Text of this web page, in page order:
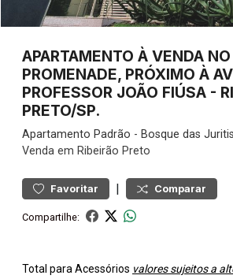
APARTAMENTO À VENDA
PROMENADE, PRÓXIMO À
PROFESSOR JOÃO FIÚSA -
PRETO/SP.
Apartamento Padrão - Bosque das Juritis
Venda em Ribeirão Preto
Favoritar | Comparar
Compartilhe:
Total para Acessórios valores sujeitos a